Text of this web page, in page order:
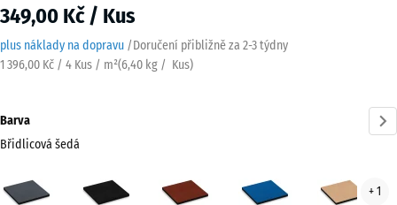
349,00 Kč / Kus
plus náklady na dopravu /Doručení přibližně za 2-3 týdny
1 396,00 Kč / 4 Kus / m²(6,40 kg / Kus)
Barva
Břidlicová šedá
červená
modrá
+ 1